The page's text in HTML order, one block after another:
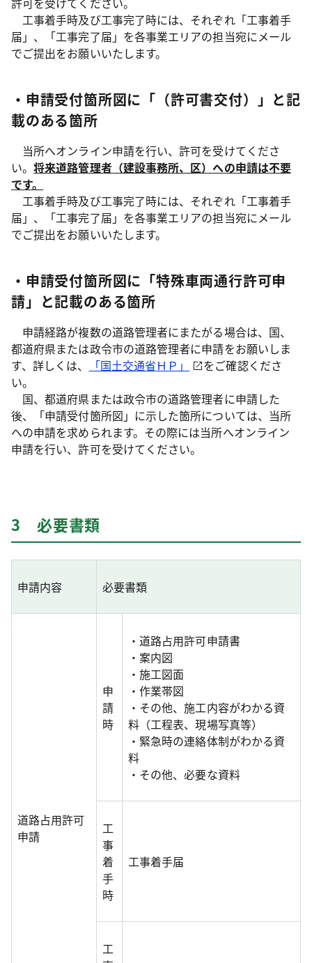
工事着手時及び工事完了時には、それぞれ「工事着手
届」、「工事完了届」を各事業エリアの担当宛にメール
でご提出をお願いいたします。
・申請受付箇所図に「（許可書交付）」と記
載のある箇所
当所へオンライン申請を行い、許可を受けてくださ
い。将来道路管理者（建設事務所、区）への申請は不要
です。
工事着手時及び工事完了時には、それぞれ「工事着手
届」、「工事完了届」を各事業エリアの担当宛にメール
でご提出をお願いいたします。
・申請受付箇所図に「特殊車両通行許可申
請」と記載のある箇所
申請経路が複数の道路管理者にまたがる場合は、国、
都道府県または政令市の道路管理者に申請をお願いしま
す、詳しくは、
「国土交通省ＨＰ」
をご確認くださ
い。
国、都道府県または政令市の道路管理者に申請した
後、「申請受付箇所図」に示した箇所については、当所
への申請を求められます。その際には当所へオンライン
申請を行い、許可を受けてください。
3 必要書類
申請内容 必要書類
道路占用許可
申請
申
請
時
・道路占用許可申請書
・案内図
・施工図面
・作業帯図
・その他、施工内容がわかる資
料（工程表、現場写真等）
・緊急時の連絡体制がわかる資
料
・その他、必要な資料
工
事
着
手
時
工事着手届
工